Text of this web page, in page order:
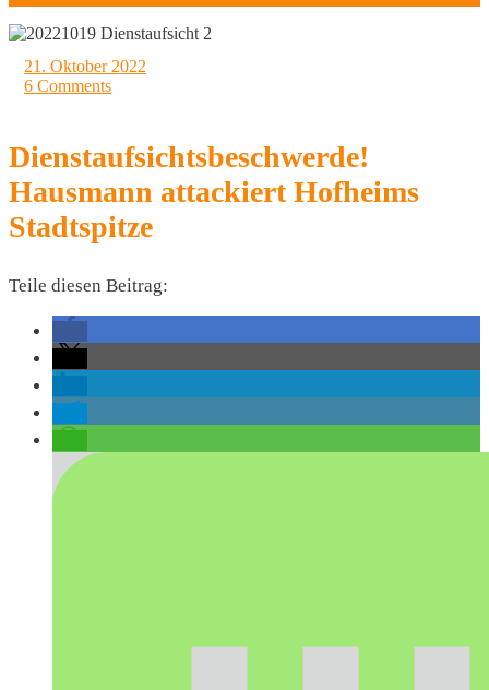
21. Oktober 2022
6 Comments
Dienstaufsichtsbeschwerde!
Hausmann attackiert Hofheims
Stadtspitze
Teile diesen Beitrag: